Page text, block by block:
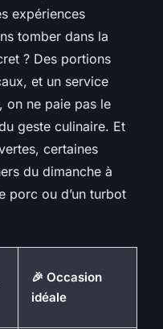
expériences
tomber dans la
? Des portions
et un service
on ne paie pas le
geste culinaire. Et
certaines
du dimanche à
porc ou d’un turbot
🎉 Occasion
idéale